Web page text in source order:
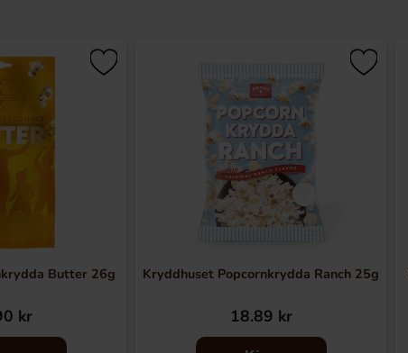
Butter 26g
kr
Kryddhuset Popcornkrydda Ranch 25g
18.89 kr